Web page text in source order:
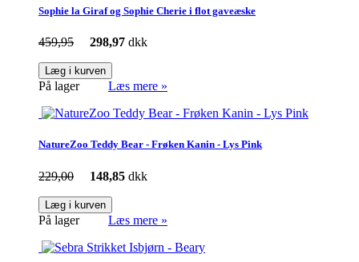
Sophie la Giraf og Sophie Cherie i flot gaveæske
459,95 298,97 dkk
Læg i kurven
På lager Læs mere »
NatureZoo Teddy Bear - Frøken Kanin - Lys Pink
229,00 148,85 dkk
Læg i kurven
På lager Læs mere »